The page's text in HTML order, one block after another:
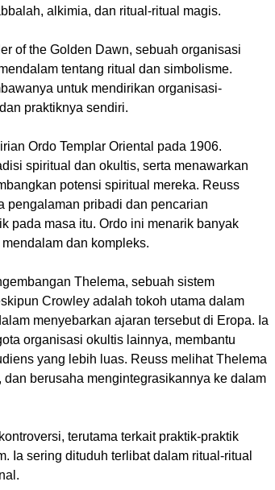
alkimia, dan ritual-ritual magis.
of the Golden Dawn, sebuah organisasi
tentang ritual dan simbolisme.
untuk mendirikan organisasi-
praktiknya sendiri.
Ordo Templar Oriental pada 1906.
spiritual dan okultis, serta menawarkan
potensi spiritual mereka. Reuss
pengalaman pribadi dan pencarian
pada masa itu. Ordo ini menarik banyak
dan kompleks.
Thelema, sebuah sistem
Crowley adalah tokoh utama dalam
menyebarkan ajaran tersebut di Eropa. Ia
organisasi okultis lainnya, membantu
yang lebih luas. Reuss melihat Thelema
berusaha mengintegrasikannya ke dalam
terutama terkait praktik-praktik
Ia sering dituduh terlibat dalam ritual-ritual